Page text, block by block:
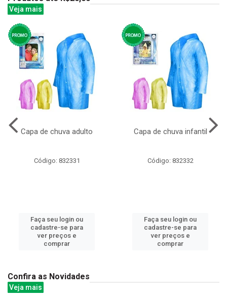
Veja mais
Capa de chuva adulto
Código: 832331
Faça seu login ou
cadastre-se para
ver preços e
comprar
Capa de chuva infantil
Código: 832332
Faça seu login ou
cadastre-se para
ver preços e
comprar
Confira as Novidades
Veja mais